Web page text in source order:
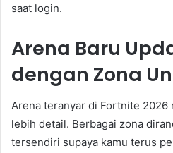
saat login.
Arena Baru
dengan Zona
Arena teranyar di Fortnite 2026
lebih detail. Berbagai zona
tersendiri supaya kamu terus